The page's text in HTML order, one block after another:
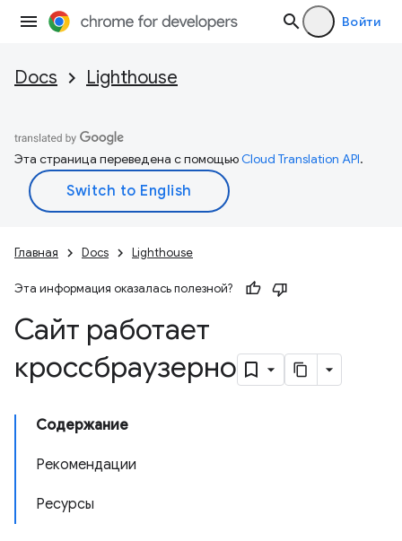
Войти
Docs Lighthouse
Эта страница переведена с помощьюCloud Translation API.
Главная Docs Lighthouse
Эта информация оказалась полезной?
Сайт работает
кроссбраузерно
Содержание
Рекомендации
Ресурсы